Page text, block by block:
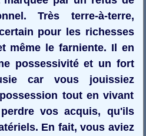
Très terre-à-terre,
pour les richesses
même le farniente. Il en
possessivité et un fort
car vous jouissiez
tout en vivant
vos acquis, qu'ils
En fait, vous aviez